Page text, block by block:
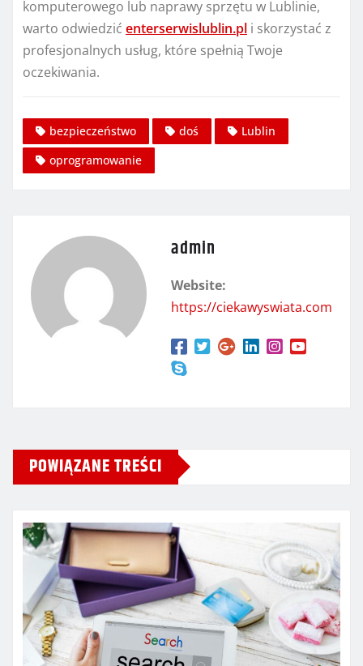
komputerowego lub naprawy sprzętu w Lublinie,
warto odwiedzić enterserwislublin.pl i skorzystać z
profesjonalnych usług, które spełnią Twoje
oczekiwania.
bezpieczeństwo doś
Lublin
oprogramowanie
admin
Website:
https://ciekawyswiata.com
POWIĄZANE TREŚCI